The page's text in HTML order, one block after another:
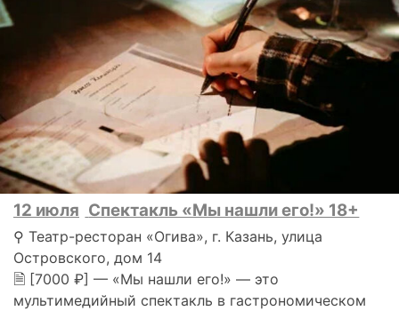
12 июля Спектакль «Мы нашли его!» 18+
⚲ Театр-ресторан «Огива», г. Казань, улица
Островского, дом 14
🗎 [7000 ₽] — «Мы нашли его!» — это
мультимедийный спектакль в гастрономическом